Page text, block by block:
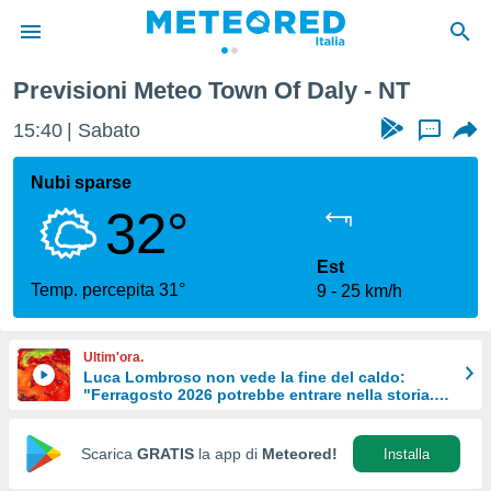
di
per
le
di
Web
Previsioni Meteo Town Of Daly - NT
15:40 Sabato ...
Nubi sparse
32°
Temp. percepita 31°
Est
9
25 km/h
Ultim'ora.
Luca Lombroso non vede la fine del caldo:
"Ferragosto 2026 potrebbe entrare nella storia.
Scarica GRATIS la app di Meteored! Installa